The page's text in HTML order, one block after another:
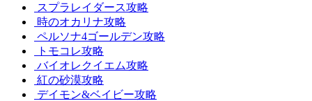
スプラレイダース攻略
時のオカリナ攻略
ペルソナ4ゴールデン攻略
トモコレ攻略
バイオレクイエム攻略
紅の砂漠攻略
デイモン&ベイビー攻略